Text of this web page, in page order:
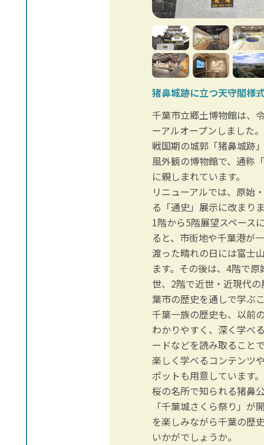
猪鼻城跡に立つ天守閣様
千葉市立郷土博物館は、
ーアルオープンしました。
戦国期の城郭「猪鼻城跡
風外観の博物館で、通称
に親しまれています。
リニューアルでは、原始
る「通史」展示に改まり
1階から5階展望スペース
ると、市街地や千葉港が
渡った晴れの日には富士
ます。その後は、4階で
世、2階で近世・近現代
葉市の歴史を通しで学ぶ
千葉一族の歴史も、以前
わかりやすく、深く学べ
ードなどを読み取ること
楽しく学べるコンテンツ
ポットも用意しています。
桜の名所で知られる猪鼻
「千葉城さくら祭り」が
を楽しみながら千葉の歴
いかがでしょうか。